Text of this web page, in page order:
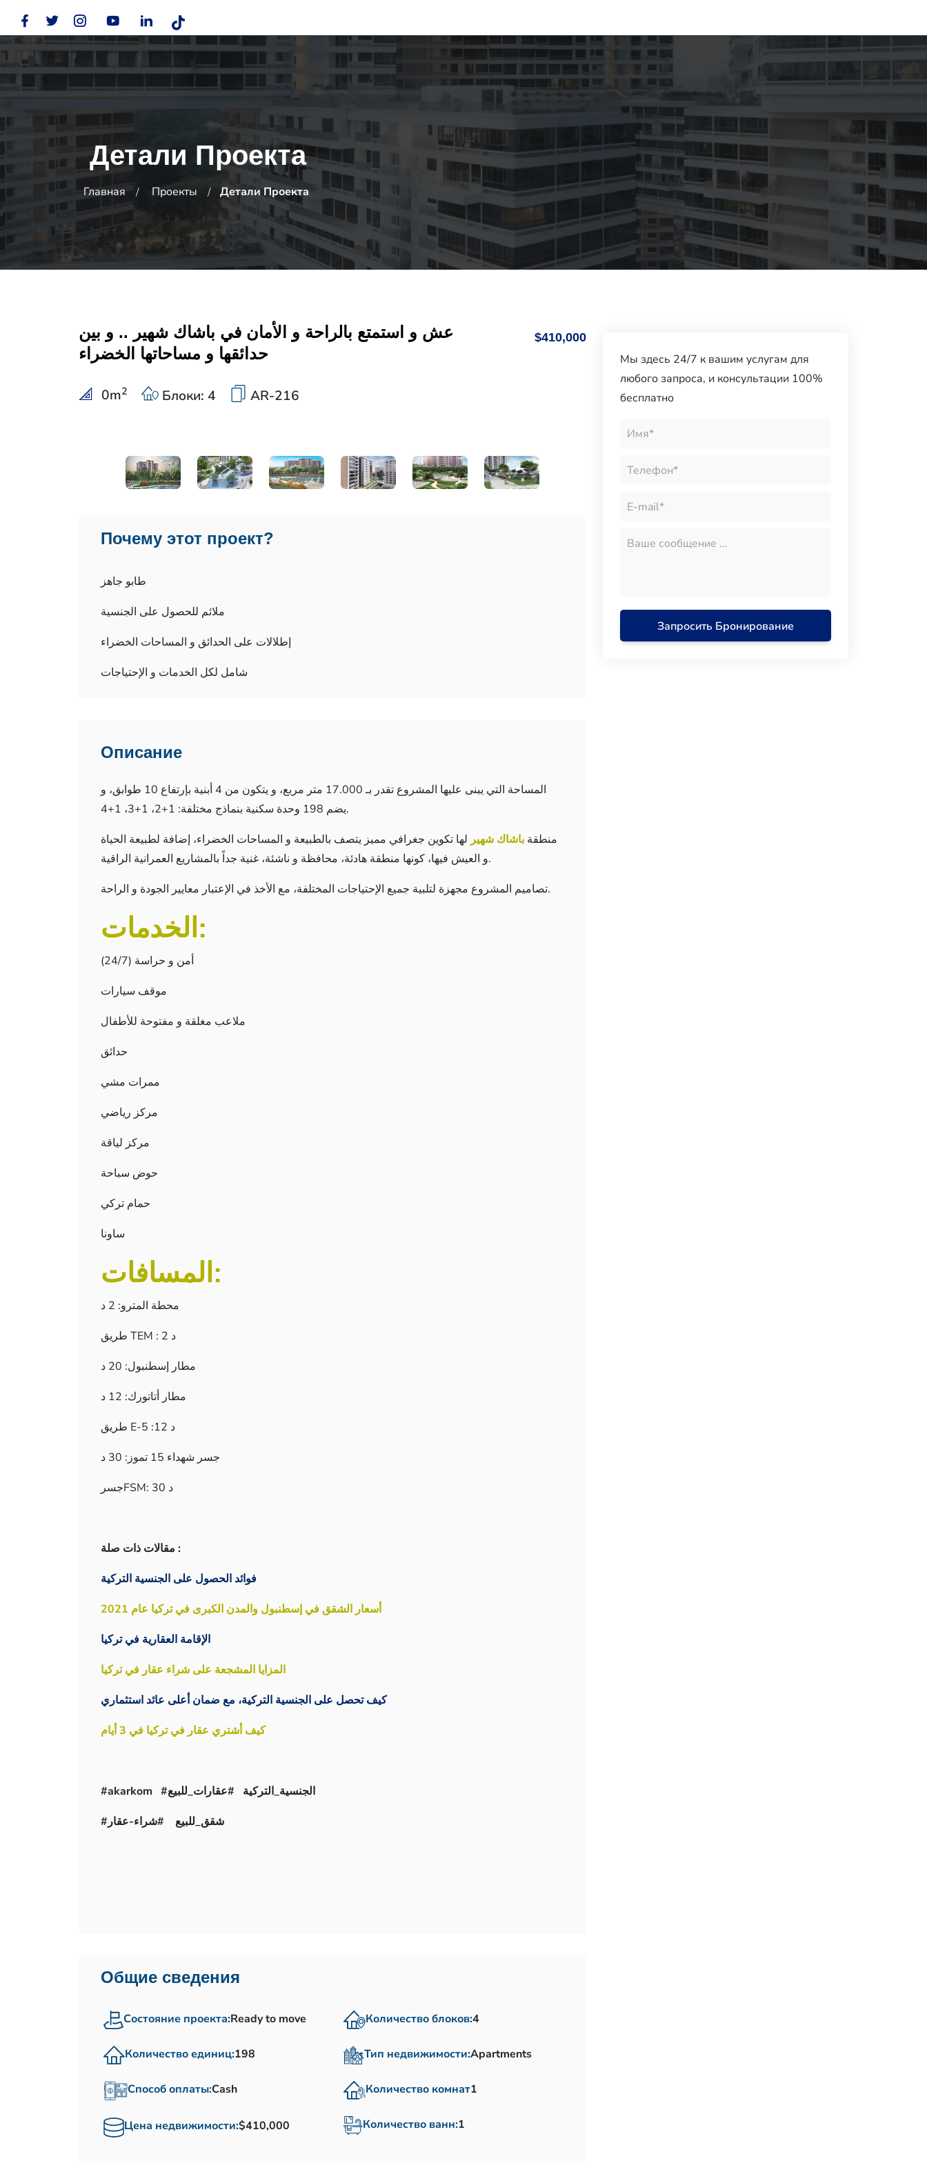
Детали Проекта
Главная Проекты Детали Проекта
عش و استمتع بالراحة و الأمان في باشاك شهير .. و بين
حدائقها و مساحاتها الخضراء
$410,000
0m2 Блоки: 4 AR-216
Почему этот проект?
طابو جاهز
ملائم للحصول على الجنسية
إطلالات على الحدائق و المساحات الخضراء
شامل لكل الخدمات و الإحتياجات
Описание
المساحة التي يبنى عليها المشروع تقدر بـ 17.000 متر مربع، و يتكون من 4 أبنية بإرتفاع 10 طوابق، و
يضم 198 وحدة سكنية بنماذج مختلفة: 1+2، 1+3، 1+4.
منطقة باشاك شهير لها تكوين جغرافي مميز يتصف بالطبيعة و المساحات الخضراء، إضافة لطبيعة الحياة
و العيش فيها، كونها منطقة هادئة، محافظة و ناشئة، غنية جداً بالمشاريع العمرانية الراقية.
تصاميم المشروع مجهزة لتلبية جميع الإحتياجات المختلفة، مع الأخذ في الإعتبار معايير الجودة و الراحة.
الخدمات:
أمن و حراسة (24/7)
موقف سيارات
ملاعب مغلقة و مفتوحة للأطفال
حدائق
ممرات مشي
مركز رياضي
مركز لياقة
حوض سباحة
حمام تركي
ساونا
المسافات:
محطة المترو: 2 د
طريق TEM : 2 د
مطار إسطنبول: 20 د
مطار أتاتورك: 12 د
طريق E-5 :12 د
جسر شهداء 15 تموز: 30 د
جسرFSM: 30 د
مقالات ذات صلة :
فوائد الحصول على الجنسية التركية
أسعار الشقق في إسطنبول والمدن الكبرى في تركيا عام 2021
الإقامة العقارية في تركيا
المزايا المشجعة على شراء عقار في تركيا
كيف تحصل على الجنسية التركية، مع ضمان أعلى عائد استثماري
كيف أشتري عقار في تركيا في 3 أيام
#شقق_للبيع #شراء-عقار
Общие сведения
Состояние проекта:Ready to move
Количество единиц:198
Способ оплаты:Cash
Цена недвижимости:$410,000
Количество блоков:4
Тип недвижимости:Apartments
Количество комнат1
Количество ванн:1
Мы здесь 24/7 к вашим услугам для
любого запроса, и консультации 100%
бесплатно
Запросить Бронирование